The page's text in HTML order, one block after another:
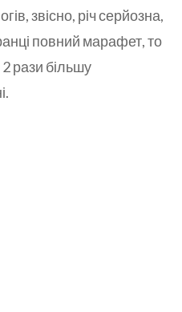
звісно, річ серйозна,
повний марафет, то
рази більшу